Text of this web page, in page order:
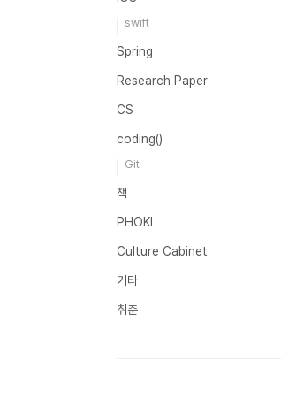
swift
Spring
Research Paper
CS
coding()
Git
책
PHOKI
Culture Cabinet
기타
취준